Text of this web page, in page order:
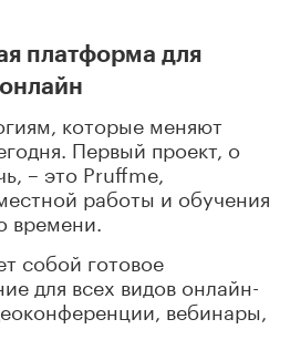
платформа для
которые меняют
Первый проект, о
– это Pruffme,
работы и обучения
времени.
собой готовое
для всех видов онлайн-
вебинары,